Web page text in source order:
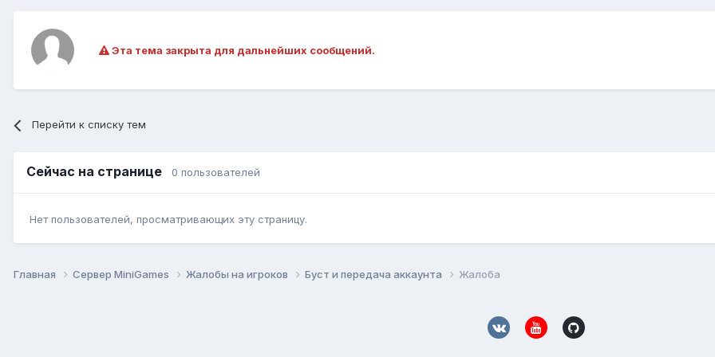
Эта тема закрыта для дальнейших сообщений.
Перейти к списку тем
Сейчас на странице 0 пользователей
Нет пользователей, просматривающих эту страницу.
Главная Сервер MiniGames Жалобы на игроков Буст и передача аккаунта Жалоба